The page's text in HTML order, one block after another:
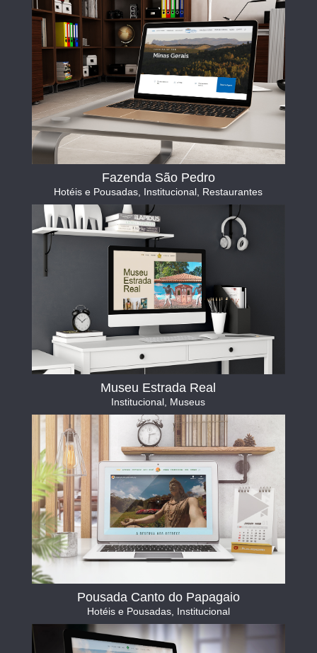
Fazenda São Pedro
Hotéis e Pousadas, Institucional, Restaurantes
Museu Estrada Real
Institucional Museus
Pousada Canto do Papagaio
Hotéis e Pousadas, Institucional